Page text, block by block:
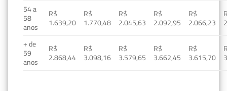
54 a
58
anos
R$
1.639,20
R$
1.770,48
R$
2.045,63
R$
2.092,95
R$
2.066,23
+ de
59
anos
R$
2.868,44
R$
3.098,16
R$
3.579,65
R$
3.662,45
R$
3.615,70